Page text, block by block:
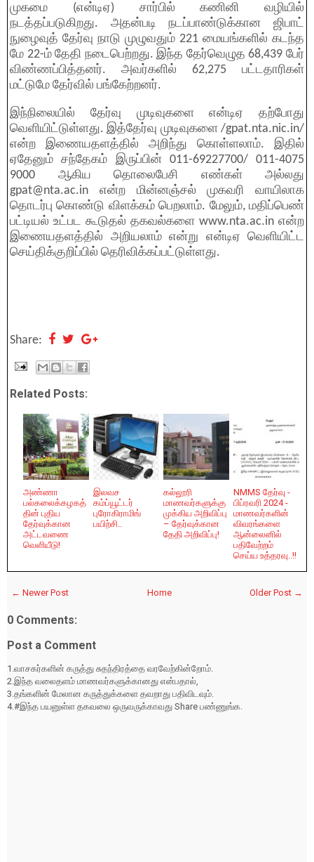
முகமை (என்டிஏ) சார்பில் கணினி வழியில்
நடத்தப்படுகிறது. அதன்படி நடப்பாண்டுக்கான ஜிபாட்
நுழைவுத் தேர்வு நாடு முழுவதும் 221 மையங்களில் கடந்த
மே 22-ம் தேதி நடைபெற்றது. இந்த தேர்வெழுத 68,439 பேர்
விண்ணப்பித்தனர். அவர்களில் 62,275 பட்டதாரிகள்
மட்டுமே தேர்வில் பங்கேற்றனர்.
இந்நிலையில் தேர்வு முடிவுகளை என்டிஏ தற்போது
வெளியிட்டுள்ளது. இத்தேர்வு முடிவுகளை /gpat.nta.nic.in/
என்ற இணையதளத்தில் அறிந்து கொள்ளலாம். இதில்
ஏதேனும் சந்தேகம் இருப்பின் 011-69227700/ 011-4075
9000 ஆகிய தொலைபேசி எண்கள் அல்லது
gpat@nta.ac.in என்ற மின்னஞ்சல் முகவரி வாயிலாக
தொடர்பு கொண்டு விளக்கம் பெறலாம். மேலும், மதிப்பெண்
பட்டியல் உட்பட கூடுதல் தகவல்களை www.nta.ac.in என்ற
இணையதளத்தில் அறியலாம் என்று என்டிஏ வெளியிட்ட
செய்திக்குறிப்பில் தெரிவிக்கப்பட்டுள்ளது.
Share:
Related Posts:
அண்ணா
பல்கலைக்கழகத்
தின் புதிய
தேர்வுக்கான
அட்டவணை
வெளியீடு!
இலவச
கம்ப்யூட்டர்
புரோகிராமிங்
பயிற்சி..
கல்லூரி
மாணவர்களுக்கு
முக்கிய அறிவிப்பு
– தேர்வுக்கான
தேதி அறிவிப்பு!
NMMS தேர்வு -
பிப்ரவரி 2024 -
மாணவர்களின்
விவரங்களை
ஆன்லைனில்
பதிவேற்றம்
செய்ய உத்தரவு..!!
← Newer Post Older Post →
Home
0 Comments:
Post a Comment
1.வாசகர்களின் கருத்து சுதந்திரத்தை வரவேற்கின்றோம்.
2.இந்த வலைதளம் மாணவர்களுக்கானது என்பதால்,
3.தங்களின் மேலான கருத்துக்களை தவறாது பதிவிடவும்.
4.#இந்த பயனுள்ள தகவலை ஒருவருக்காவது Share பண்ணுங்க.